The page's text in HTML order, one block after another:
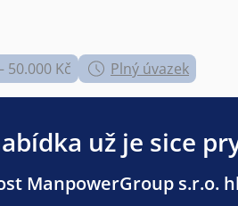
50.000 Kč Plný úvazek
už je sice
ManpowerGroup s.r.o.